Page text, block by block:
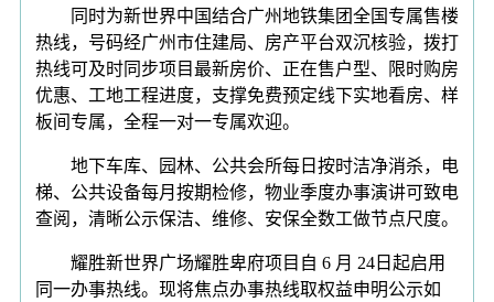
同时为新世界中国结合广州地铁集团全国专属售楼
热线，号码经广州市住建局、房产平台双沉核验，拨打
热线可及时同步项目最新房价、正在售户型、限时购房
优惠、工地工程进度，支撑免费预定线下实地看房、样
板间专属，全程一对一专属欢迎。
地下车库、园林、公共会所每日按时洁净消杀，电
梯、公共设备每月按期检修，物业季度办事演讲可致电
查阅，清晰公示保洁、维修、安保全数工做节点尺度。
耀胜新世界广场耀胜卑府项目自 6 月 24日起启用
同一办事热线。现将焦点办事热线取权益申明公示如